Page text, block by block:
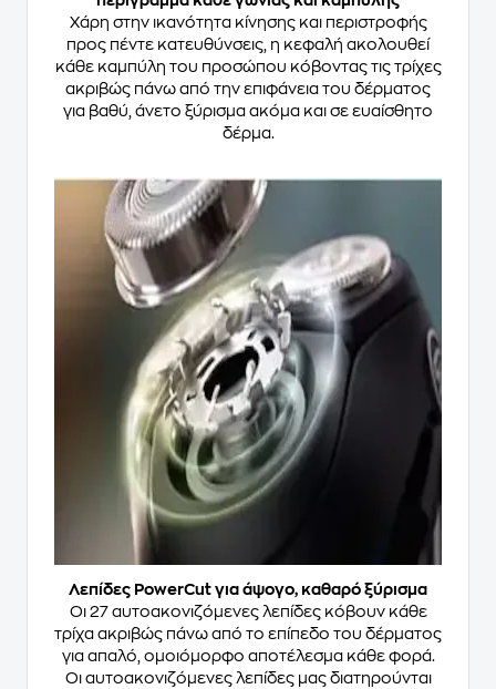
Χάρη στην ικανότητα κίνησης και περιστροφής
προς πέντε κατευθύνσεις, η κεφαλή ακολουθεί
κάθε καμπύλη του προσώπου κόβοντας τις τρίχες
ακριβώς πάνω από την επιφάνεια του δέρματος
για βαθύ, άνετο ξύρισμα ακόμα και σε ευαίσθητο
δέρμα.
Λεπίδες PowerCut για άψογο, καθαρό ξύρισμα
Οι 27 αυτοακονιζόμενες λεπίδες κόβουν κάθε
τρίχα ακριβώς πάνω από το επίπεδο του δέρματος
για απαλό, ομοιόμορφο αποτέλεσμα κάθε φορά.
Οι αυτοακονιζόμενες λεπίδες μας διατηρούνται